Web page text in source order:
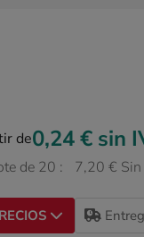
de0,24 € sin
de 20 : 7,20 € Sin